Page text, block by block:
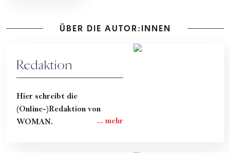
ÜBER DIE AUTOR:INNEN
Redaktion
Hier schreibt die
(Online-)Redaktion von
WOMAN.